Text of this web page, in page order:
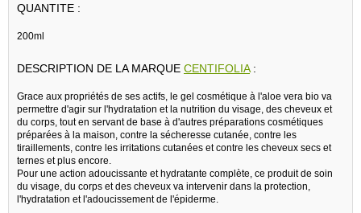
QUANTITE :
200ml
DESCRIPTION DE LA MARQUE CENTIFOLIA:
Grace aux propriétés de ses actifs, le gel cosmétique à l'aloe vera bio va
permettre d'agir sur l'hydratation et la nutrition du visage, des cheveux et
du corps, tout en servant de base à d'autres préparations cosmétiques
préparées à la maison, contre la sécheresse cutanée, contre les
tiraillements, contre les irritations cutanées et contre les cheveux secs et
ternes et plus encore.
Pour une action adoucissante et hydratante complète, ce produit de soin
du visage, du corps et des cheveux va intervenir dans la protection,
l'hydratation et l'adoucissement de l'épiderme.